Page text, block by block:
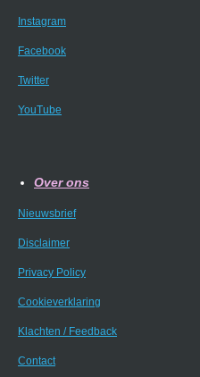
Instagram
Facebook
Twitter
YouTube
Over ons
Nieuwsbrief
Disclaimer
Privacy Policy
Cookieverklaring
Klachten / Feedback
Contact